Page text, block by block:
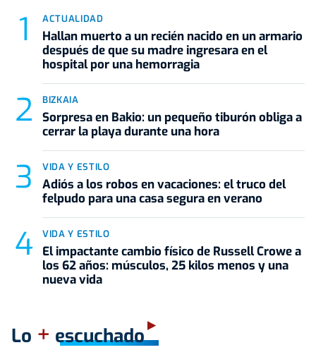
ACTUALIDAD
Hallan muerto a un recién nacido en un armario
después de que su madre ingresara en el
hospital por una hemorragia
BIZKAIA
Sorpresa en Bakio: un pequeño tiburón obliga a
cerrar la playa durante una hora
VIDA Y ESTILO
Adiós a los robos en vacaciones: el truco del
felpudo para una casa segura en verano
VIDA Y ESTILO
El impactante cambio físico de Russell Crowe a
los 62 años: músculos, 25 kilos menos y una
nueva vida
Lo + escuchado